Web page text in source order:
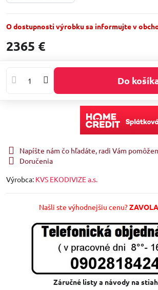
O dostupnosti výrobku sa informujte v
2365 €
Do
Napíšte nám čo hľadáte, radi Vám
Doručenia
Výrobca: KVS EKODIVIZE a.s.
Našli ste výhodnejšiu cenu?
Záručné listy a návody na